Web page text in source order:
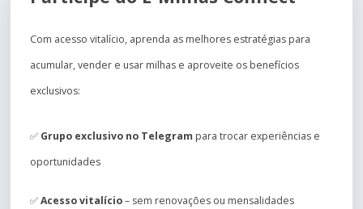
Com acesso vitalício, aprenda as melhores estratégias para
acumular, vender e usar milhas e aproveite os benefícios
exclusivos:
✅ Grupo exclusivo no Telegram para trocar experiências e
oportunidades
✅Acesso vitalício– sem renovações ou mensalidades